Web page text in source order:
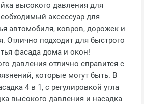
высокого давления для
аксессуар для
автомобиля, ковров, дорожек и
Отлично подходит для быстрого
фасада дома и окон!
давления отлично справится с
которые могут быть. В
4 в 1, с регулировкой угла
высокого давления и насадка